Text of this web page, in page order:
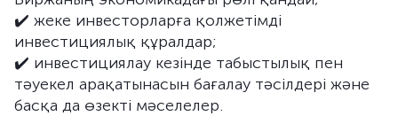
✔️ жеке инвесторларға қолжетімді
инвестициялық құралдар;
✔️ инвестициялау кезінде табыстылық пен
тәуекел арақатынасын бағалау тәсілдері және
басқа да өзекті мәселелер.